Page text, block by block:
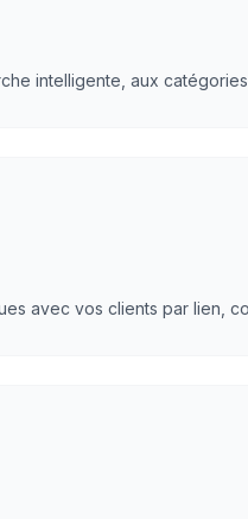
intelligente, aux
avec vos clients par lien,